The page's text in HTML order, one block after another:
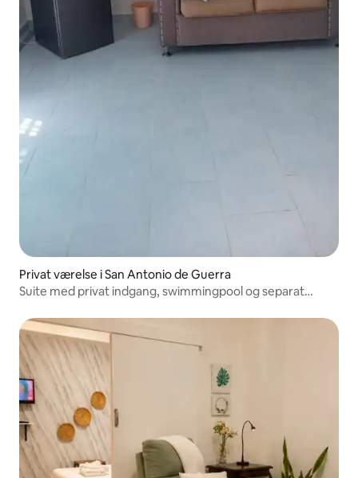
Privat værelse i San Antonio de Guerra
Suite med privat indgang, swimmingpool og separat